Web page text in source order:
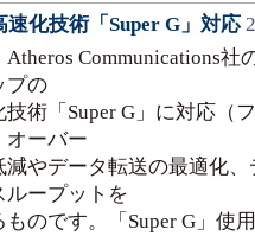
化技術「Super G」対応
Communications
プの
術「Super G」に対応（
オーバー
減やデータ転送の最適化
ループットを
ものです。「Super G」使